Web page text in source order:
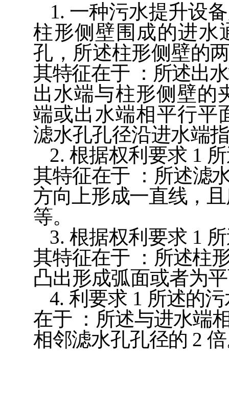
1. 一种污水提升设
柱形侧壁围成的进水
孔，所述柱形侧壁的
其特征在于 ：所述出水
出水端与柱形侧壁的
端或出 水端相平行平
滤水孔孔径沿进水端
2. 根据权利要求 1
其特征在于
：所述滤
方向上形成一直线，
等。
3. 根据权利要求 1
其特征在于
：所述柱
凸出形成弧面或者为
4. 利要求 1 所述的
在于 ：所述与进水端
相邻滤水孔孔径的 2